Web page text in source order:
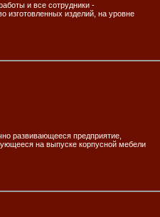
и все сотрудники -
изготовленных изделий, на уровне
развивающееся предприятие,
на выпуске корпусной мебели